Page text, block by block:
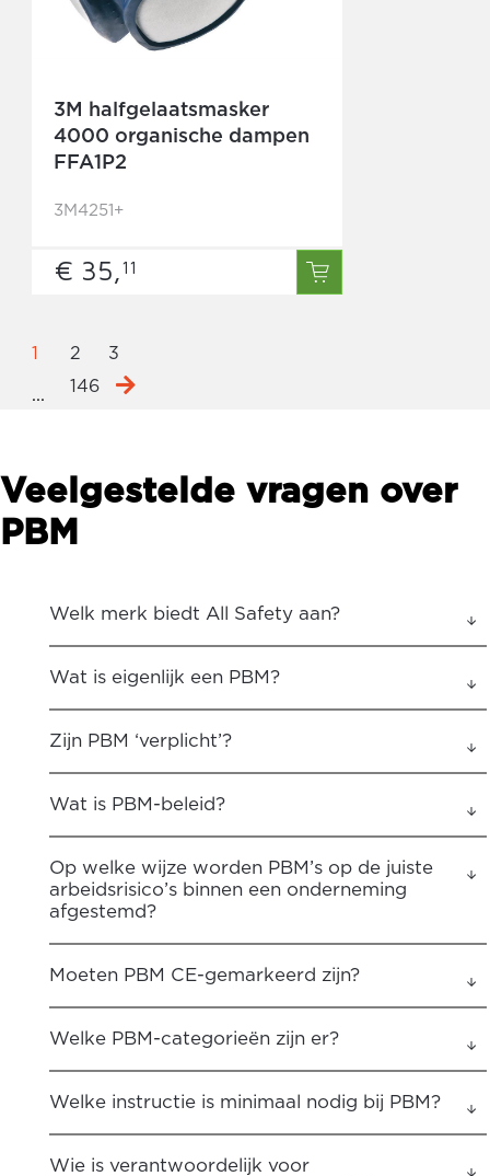
3M halfgelaatsmasker
4000 organische dampen
FFA1P2
3M4251+
€ 35,11
1 2 3
... 146
Veelgestelde vragen over
PBM
Welk merk biedt All Safety aan?
Wat is eigenlijk een PBM?
Zijn PBM ‘verplicht’?
Wat is PBM-beleid?
Op welke wijze worden PBM’s op de juiste
arbeidsrisico’s binnen een onderneming
afgestemd?
Moeten PBM CE-gemarkeerd zijn?
Welke PBM-categorieën zijn er?
Welke instructie is minimaal nodig bij PBM?
Wie is verantwoordelijk voor